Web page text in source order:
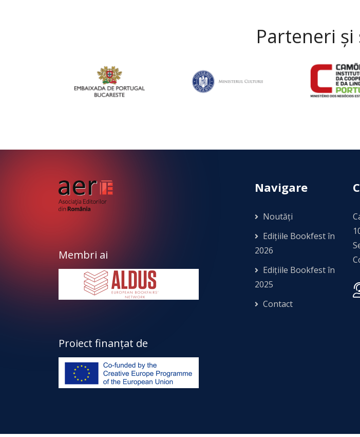
Parteneri
Membri ai
Proiect finanțat de
Navigare
Noutăți
Edițiile Bookfest în
2026
Edițiile Bookfest în
2025
Contact